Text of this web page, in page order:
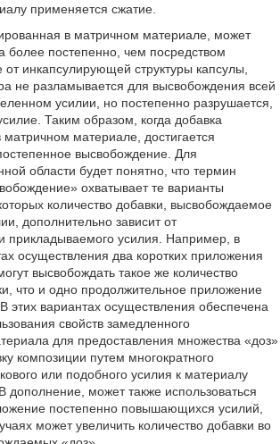
применяется сжатие.
в матричном материале, может
более постепенно, чем посредством
от инкапсулирующей структуры капсулы,
не разламывается для высвобождения всей
усилии, но постепенно разрушается,
Таким образом, когда добавка
матричном материале, достигается
высвобождение. Для
области будет понятно, что термин
охватывает те варианты
количество добавки, высвобождаемое
дополнительно зависит от
прикладываемого усилия. Например, в
осуществления два коротких приложения
высвобождать такое же количество
что и одно продолжительное приложение
этих вариантах осуществления обеспечена
свойств замедленного
для предоставления множества «доз»
композиции путем многократного
или подобного усилия к материалу
дополнение, может также использоваться
постепенно повышающихся усилий,
может увеличить количество добавки во